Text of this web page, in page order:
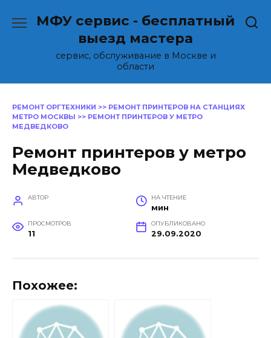
МФУ сервис - бесплатный
выезд мастера
сервис, обслуживание в Москве и
области
РЕМОНТ ОРГТЕХНИКИ >> РЕМОНТ ПРИНТЕРОВ НА СТАНЦИЯХ
МЕТРО МОСКВЫ >> РЕМОНТ ПРИНТЕРОВ У МЕТРО
МЕДВЕДКОВО
Ремонт принтеров у метро
Медведково
АВТОР НА ЧТЕНИЕ
мин
ПРОСМОТРОВ
11
ОПУБЛИКОВАНО
29.09.2020
Похожее: